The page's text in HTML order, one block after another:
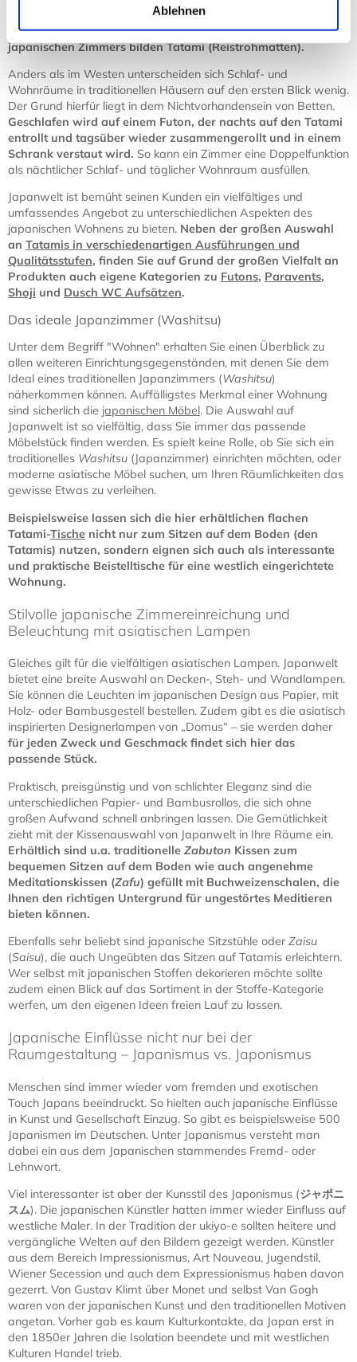
Ablehnen
günstiger als in Millionenstädten wie Tokyo oder Osaka ist, noch
weit verbreitet.Die Grundlage eines solchen traditionellen
japanischen Zimmers bilden Tatami (Reistrohmatten).
Anders als im Westen unterscheiden sich Schlaf- und
Wohnräume in traditionellen Häusern auf den ersten Blick wenig.
Der Grund hierfür liegt in dem Nichtvorhandensein von Betten.
Geschlafen wird auf einem Futon, der nachts auf den Tatami
entrollt und tagsüber wieder zusammengerollt und in einem
Schrank verstaut wird. So kann ein Zimmer eine Doppelfunktion
als nächtlicher Schlaf- und täglicher Wohnraum ausfüllen.
Japanwelt ist bemüht seinen Kunden ein vielfältiges und
umfassendes Angebot zu unterschiedlichen Aspekten des
japanischen Wohnens zu bieten. Neben der großen Auswahl
an Tatamis in verschiedenartigen Ausführungen und
Qualitätsstufen, finden Sie auf Grund der großen Vielfalt an
Produkten auch eigene Kategorien zu Futons, Paravents,
Shoji und Dusch WC Aufsätzen.
Das ideale Japanzimmer (Washitsu)
Unter dem Begriff "Wohnen" erhalten Sie einen Überblick zu
allen weiteren Einrichtungsgegenständen, mit denen Sie dem
Ideal eines traditionellen Japanzimmers (Washitsu)
näherkommen können. Auffälligstes Merkmal einer Wohnung
sind sicherlich die japanischen Möbel. Die Auswahl auf
Japanwelt ist so vielfältig, dass Sie immer das passende
Möbelstück finden werden. Es spielt keine Rolle, ob Sie sich ein
traditionelles Washitsu (Japanzimmer) einrichten möchten, oder
moderne asiatische Möbel suchen, um Ihren Räumlichkeiten das
gewisse Etwas zu verleihen.
Beispielsweise lassen sich die hier erhältlichen flachen
Tatami-Tische nicht nur zum Sitzen auf dem Boden (den
Tatamis) nutzen, sondern eignen sich auch als interessante
und praktische Beistelltische für eine westlich eingerichtete
Wohnung.
Stilvolle japanische Zimmereinreichung und
Beleuchtung mit asiatischen Lampen
Gleiches gilt für die vielfältigen asiatischen Lampen. Japanwelt
bietet eine breite Auswahl an Decken-, Steh- und Wandlampen.
Sie können die Leuchten im japanischen Design aus Papier, mit
Holz- oder Bambusgestell bestellen. Zudem gibt es die asiatisch
inspirierten Designerlampen von „Domus“ – sie werden daher
für jeden Zweck und Geschmack findet sich hier das
passende Stück.
Praktisch, preisgünstig und von schlichter Eleganz sind die
unterschiedlichen Papier- und Bambusrollos, die sich ohne
großen Aufwand schnell anbringen lassen. Die Gemütlichkeit
zieht mit der Kissenauswahl von Japanwelt in Ihre Räume ein.
Erhältlich sind u.a. traditionelle Zabuton Kissen zum
bequemen Sitzen auf dem Boden wie auch angenehme
Meditationskissen (Zafu) gefüllt mit Buchweizenschalen, die
Ihnen den richtigen Untergrund für ungestörtes Meditieren
bieten können.
Ebenfalls sehr beliebt sind japanische Sitzstühle oder Zaisu
(Saisu), die auch Ungeübten das Sitzen auf Tatamis erleichtern.
Wer selbst mit japanischen Stoffen dekorieren möchte sollte
zudem einen Blick auf das Sortiment in der Stoffe-Kategorie
werfen, um den eigenen Ideen freien Lauf zu lassen.
Japanische Einflüsse nicht nur bei der
Raumgestaltung – Japanismus vs. Japonismus
Menschen sind immer wieder vom fremden und exotischen
Touch Japans beeindruckt. So hielten auch japanische Einflüsse
in Kunst und Gesellschaft Einzug. So gibt es beispielsweise 500
Japanismen im Deutschen. Unter Japanismus versteht man
dabei ein aus dem Japanischen stammendes Fremd- oder
Lehnwort.
Viel interessanter ist aber der Kunsstil des Japonismus (ジャポニ
スム). Die japanischen Künstler hatten immer wieder Einfluss auf
westliche Maler. In der Tradition der ukiyo-e sollten heitere und
vergängliche Welten auf den Bildern gezeigt werden. Künstler
aus dem Bereich Impressionismus, Art Nouveau, Jugendstil,
Wiener Secession und auch dem Expressionismus haben davon
gezerrt. Von Gustav Klimt über Monet und selbst Van Gogh
waren von der japanischen Kunst und den traditionellen Motiven
angetan. Vorher gab es kaum Kulturkontakte, da Japan erst in
den 1850er Jahren die Isolation beendete und mit westlichen
Kulturen Handel trieb.